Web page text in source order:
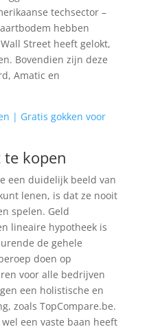
techsector –
hebben
Street heeft gelokt,
Bovendien zijn deze
Amatic en
| Gratis gokken voor
te kopen
een duidelijk beeld van
lenen, is dat ze nooit
spelen. Geld
lineaire hypotheek is
de gehele
doen op
voor alle bedrijven
een holistische en
zoals TopCompare.be.
een vaste baan heeft